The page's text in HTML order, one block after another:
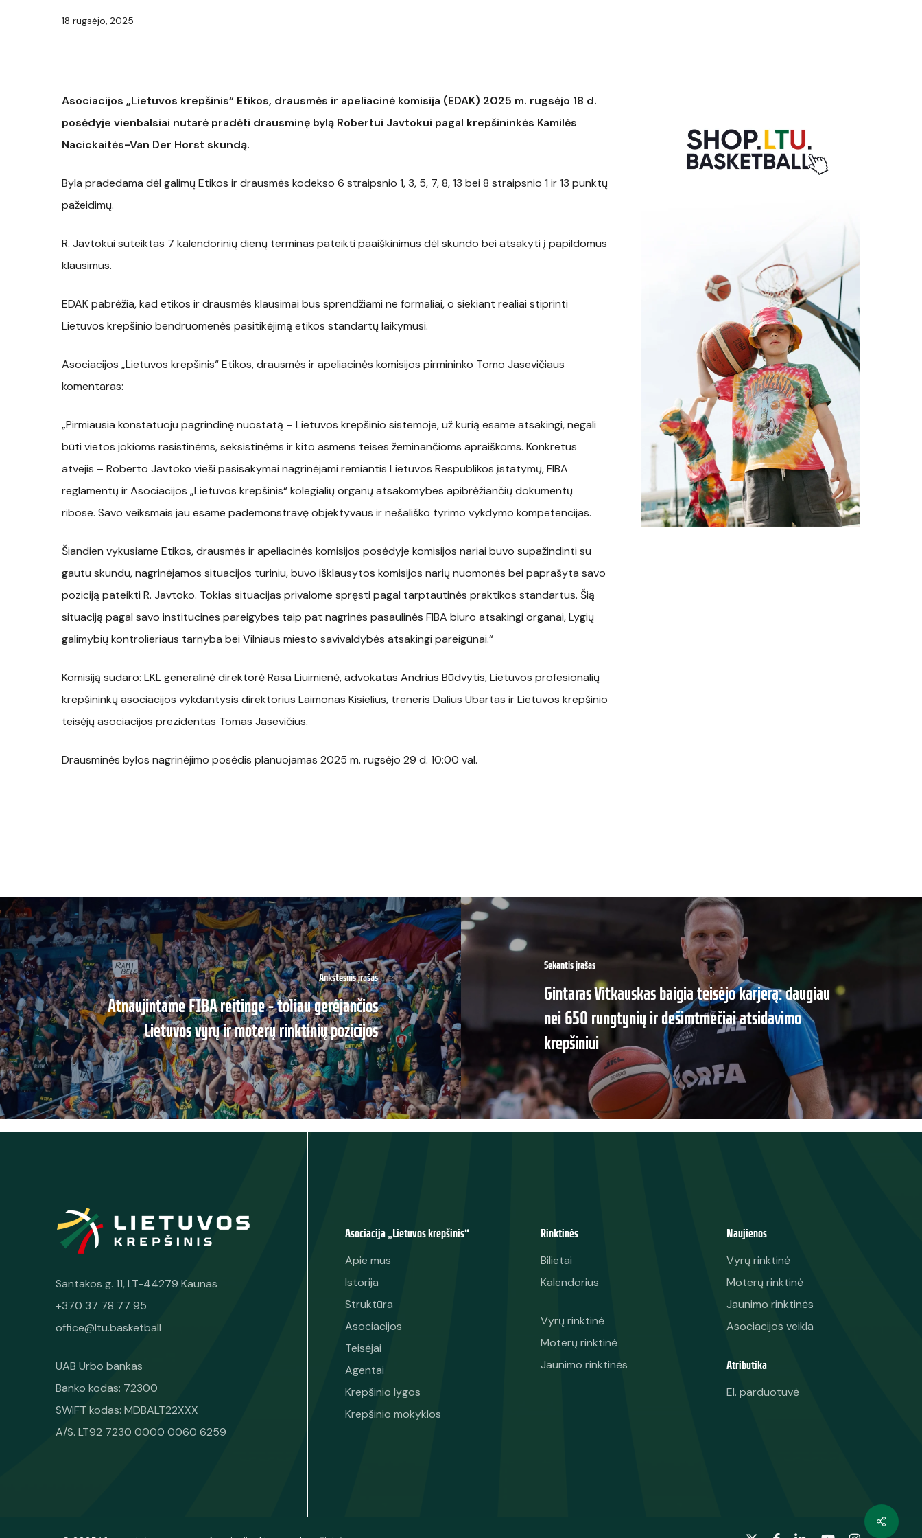
18 rugsėjo, 2025
Asociacijos „Lietuvos krepšinis“ Etikos, drausmės ir apeliacinė komisija (EDAK) 2025 m. rugsėjo 18 d.
posėdyje vienbalsiai nutarė pradėti drausminę bylą Robertui Javtokui pagal krepšininkės Kamilės
Nacickaitės-Van Der Horst skundą.
Byla pradedama dėl galimų Etikos ir drausmės kodekso 6 straipsnio 1, 3, 5, 7, 8, 13 bei 8 straipsnio 1 ir 13 punktų
pažeidimų.
R. Javtokui suteiktas 7 kalendorinių dienų terminas pateikti paaiškinimus dėl skundo bei atsakyti į papildomus
klausimus.
EDAK pabrėžia, kad etikos ir drausmės klausimai bus sprendžiami ne formaliai, o siekiant realiai stiprinti
Lietuvos krepšinio bendruomenės pasitikėjimą etikos standartų laikymusi.
Asociacijos „Lietuvos krepšinis“ Etikos, drausmės ir apeliacinės komisijos pirmininko Tomo Jasevičiaus
komentaras:
„Pirmiausia konstatuoju pagrindinę nuostatą – Lietuvos krepšinio sistemoje, už kurią esame atsakingi, negali
būti vietos jokioms rasistinėms, seksistinėms ir kito asmens teises žeminančioms apraiškoms. Konkretus
atvejis – Roberto Javtoko vieši pasisakymai nagrinėjami remiantis Lietuvos Respublikos įstatymų, FIBA
reglamentų ir Asociacijos „Lietuvos krepšinis“ kolegialių organų atsakomybes apibrėžiančių dokumentų
ribose. Savo veiksmais jau esame pademonstravę objektyvaus ir nešališko tyrimo vykdymo kompetencijas.
Šiandien vykusiame Etikos, drausmės ir apeliacinės komisijos posėdyje komisijos nariai buvo supažindinti su
gautu skundu, nagrinėjamos situacijos turiniu, buvo išklausytos komisijos narių nuomonės bei paprašyta savo
poziciją pateikti R. Javtoko. Tokias situacijas privalome spręsti pagal tarptautinės praktikos standartus. Šią
situaciją pagal savo institucines pareigybes taip pat nagrinės pasaulinės FIBA biuro atsakingi organai, Lygių
galimybių kontrolieriaus tarnyba bei Vilniaus miesto savivaldybės atsakingi pareigūnai.“
Komisiją sudaro: LKL generalinė direktorė Rasa Liuimienė, advokatas Andrius Būdvytis, Lietuvos profesionalių
krepšininkų asociacijos vykdantysis direktorius Laimonas Kisielius, treneris Dalius Ubartas ir Lietuvos krepšinio
teisėjų asociacijos prezidentas Tomas Jasevičius.
Drausminės bylos nagrinėjimo posėdis planuojamas 2025 m. rugsėjo 29 d. 10:00 val.
Ankstesnis įrašas
Atnaujintame FIBA reitinge – toliau gerėjančios
Lietuvos vyrų ir moterų rinktinių pozicijos
Sekantis įrašas
Gintaras Vitkauskas baigia teisėjo karjerą: daugiau
nei 650 rungtynių ir dešimtmečiai atsidavimo
krepšiniui
Santakos g. 11, LT-44279 Kaunas
+370 37 78 77 95
office@ltu.basketball
UAB Urbo bankas
Banko kodas: 72300
SWIFT kodas: MDBALT22XXX
A/S. LT92 7230 0000 0060 6259
Asociacija „Lietuvos krepšinis“
Apie mus
Istorija
Struktūra
Asociacijos
Teisėjai
Agentai
Krepšinio lygos
Krepšinio mokyklos
Rinktinės
Bilietai
Kalendorius
Vyrų rinktinė
Moterų rinktinė
Jaunimo rinktinės
Naujienos
Vyrų rinktinė
Moterų rinktinė
Jaunimo rinktinės
Asociacijos veikla
Atributika
El. parduotuvė